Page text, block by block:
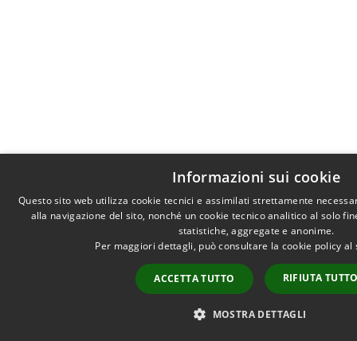
Informazioni sui cookie
Questo sito web utilizza cookie tecnici e assimilati strettamente
alla navigazione del sito, nonché un cookie tecnico analitico al solo
statistiche, aggregate e anonime.
Per maggiori dettagli, può consultare la cookie policy
ACCETTA TUTTO RIFIUTA
MOSTRA DETTAGLI